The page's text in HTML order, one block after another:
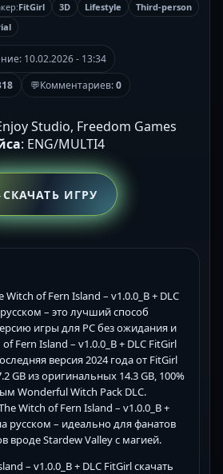
FitGirl 3D Lifestyle
Third-person
10.02.2026 - 13:34
💬Комментариев:0
Studio, Freedom Games
: ENG/MULTI4
СКАЧАТЬ ИГРУ
Witch of Fern Island – v1.0.0_B + DLC
– это лучший способ
игры для PC без ожидания и
Fern Island – v1.0.0_B + DLC FitGirl
версия 2024 года от FitGirl
GB из оригинальных 14.3 GB, 100%
Wonderful Witch Pack DLC.
Witch of Fern Island – v1.0.0_B +
русском – идеально для фанатов
вроде Stardew Valley с магией.
– v1.0.0_B + DLC FitGirl скачать